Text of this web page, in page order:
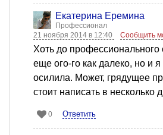
Екатерина Еремина
Профессионал
21 ноября 2014 в 12:40
Сообщить
Хоть до профессионального
еще ого-го как далеко, но и
осилила. Может, грядущее
стоит написать в несколько
0 Ответить